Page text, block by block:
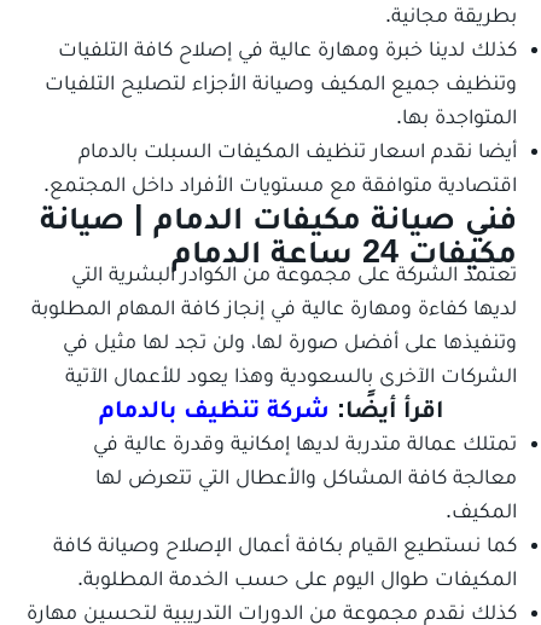
بطريقة مجانية.
كذلك لدينا خبرة ومهارة عالية في إصلاح كافة التلفيات
وتنظيف جميع المكيف وصيانة الأجزاء لتصليح التلفيات
المتواجدة بها.
أيضا نقدم اسعار تنظيف المكيفات السبلت بالدمام
اقتصادية متوافقة مع مستويات الأفراد داخل المجتمع.
فني صيانة مكيفات الدمام | صيانة
مكيفات 24 ساعة الدمام
تعتمد الشركة على مجموعة من الكوادر البشرية التي
لديها كفاءة ومهارة عالية في إنجاز كافة المهام المطلوبة
وتنفيذها على أفضل صورة لها، ولن تجد لها مثيل في
الشركات الآخرى بالسعودية وهذا يعود للأعمال الآتية
اقرأ أيضًا: شركة تنظيف بالدمام
تمتلك عمالة متدربة لديها إمكانية وقدرة عالية في
معالجة كافة المشاكل والأعطال التي تتعرض لها
المكيف.
كما نستطيع القيام بكافة أعمال الإصلاح وصيانة كافة
المكيفات طوال اليوم على حسب الخدمة المطلوبة.
كذلك نقدم مجموعة من الدورات التدريبية لتحسين مهارة